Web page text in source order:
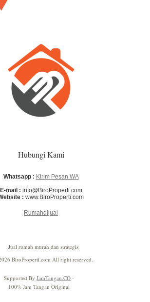
Hubungi Kami
Whatsapp : Kirim Pesan WA
E-mail : info@BiroProperti.com
: www.BiroProperti.com
Rumahdijual
Jual rumah murah dan strategis
BiroProperti.com All right reserved.
Supported By JamTangan.CO -
100% Jam Tangan Original